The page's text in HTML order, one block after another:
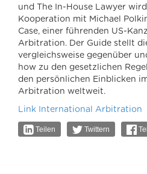
und The In-House Lawyer
Kooperation mit Michael
Case, einer führenden US-
Arbitration. Der Guide stellt
vergleichsweise gegenüber
how zu den gesetzlichen
den persönlichen Einblicken
Arbitration weltweit.
Link International Arbitration
Teilen Twittern